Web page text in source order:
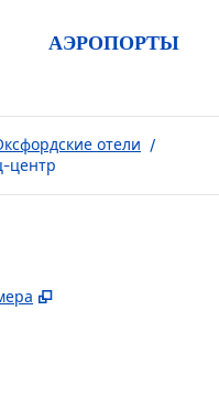
АЭРОПОРТЫ
отели /
центр
,